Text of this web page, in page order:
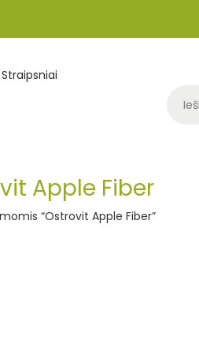
Straipsniai
Apple Fiber
“Ostrovit Apple Fiber”